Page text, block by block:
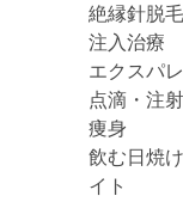
絶縁針脱
注入治療
エクスパ
点滴・注射
痩身
飲む日焼
イト